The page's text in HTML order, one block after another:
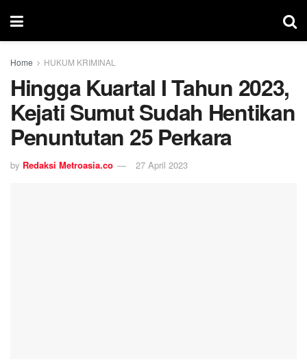
Home HUKUM KRIMINAL
Hingga Kuartal I Tahun 2023,
Kejati Sumut Sudah Hentikan
Penuntutan 25 Perkara
by Redaksi Metroasia.co 27 April 2023